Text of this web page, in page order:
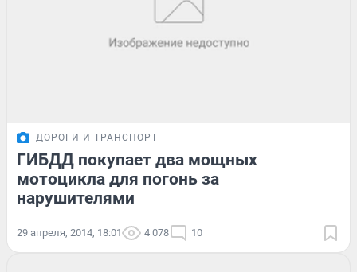
ДОРОГИ И ТРАНСПОРТ
ГИБДД покупает два мощных
мотоцикла для погонь за
нарушителями
29 апреля, 2014, 18:01 4 078 10